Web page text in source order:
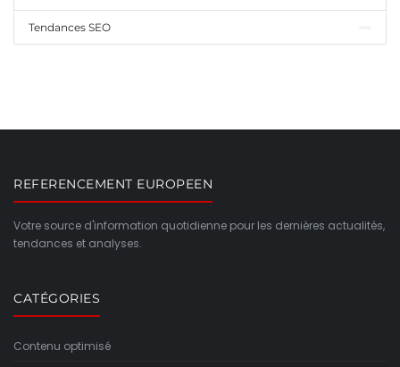
Tendances SEO
REFERENCEMENT EUROPEEN
Votre source d'information quotidienne pour les dernières actualités,
tendances et analyses.
CATÉGORIES
Contenu optimisé